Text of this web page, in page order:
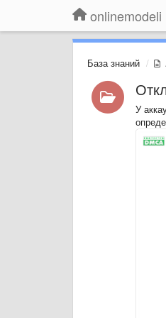
onlinemodeli
База знаний
У